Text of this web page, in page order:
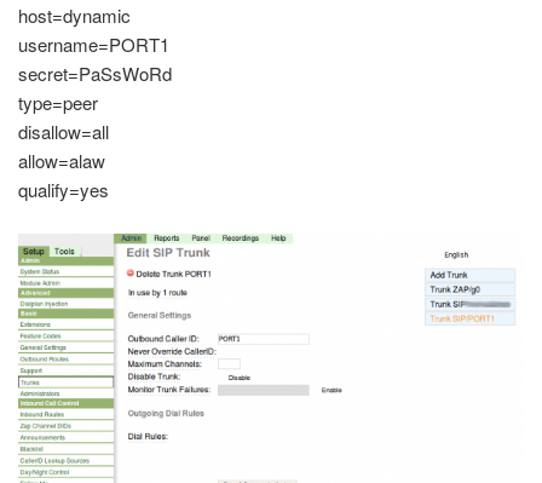
host=dynamic
username=PORT1
secret=PaSsWoRd
type=peer
disallow=all
allow=alaw
qualify=yes